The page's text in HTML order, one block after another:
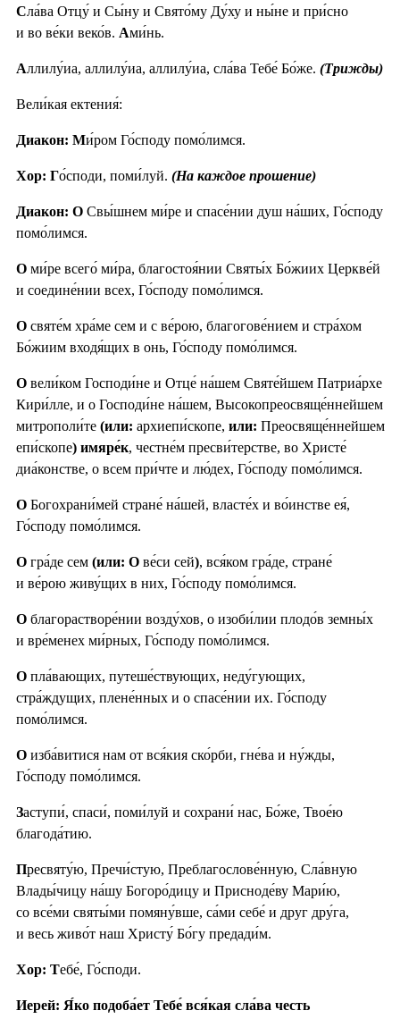
Сла́ва Отцу́ и Сы́ну и Свято́му Ду́ху и ны́не и при́сно
и во ве́ки веко́в. Ами́нь.
Аллилу́иа, аллилу́иа, аллилу́иа, сла́ва Тебе́ Бо́же. (Трижды)
Вели́кая ектения́:
Диакон: Ми́ром Го́споду помо́лимся.
Хор: Го́споди, поми́луй. (На каждое прошение)
Диакон: О Свы́шнем ми́ре и спасе́нии душ на́ших, Го́споду
помо́лимся.
О ми́ре всего́ ми́ра, благостоя́нии Святы́х Бо́жиих Церкве́й
и соедине́нии всех, Го́споду помо́лимся.
О святе́м хра́ме сем и с ве́рою, благогове́нием и стра́хом
Бо́жиим входя́щих в онь, Го́споду помо́лимся.
О вели́ком Господи́не и Отце́ на́шем Святе́йшем Патриа́рхе
Кири́лле, и о Господи́не на́шем, Высокопреосвяще́ннейшем
митрополи́те (или: архиепи́скопе, или: Преосвяще́ннейшем
епи́скопе) имяре́к, честне́м пресви́терстве, во Христе́
диа́констве, о всем при́чте и лю́дех, Го́споду помо́лимся.
О Богохрани́мей стране́ на́шей, власте́х и во́инстве ея́,
Го́споду помо́лимся.
О гра́де сем (или: О ве́си сей), вся́ком гра́де, стране́
и ве́рою живу́щих в них, Го́споду помо́лимся.
О благорастворе́нии возду́хов, о изоби́лии плодо́в земны́х
и вре́менех ми́рных, Го́споду помо́лимся.
О пла́вающих, путеше́ствующих, неду́гующих,
стра́ждущих, плене́нных и о спасе́нии их. Го́споду
помо́лимся.
О изба́витися нам от вся́кия ско́рби, гне́ва и ну́жды,
Го́споду помо́лимся.
Заступи́, спаси́, поми́луй и сохрани́ нас, Бо́же, Твое́ю
благода́тию.
Пресвяту́ю, Пречи́стую, Преблагослове́нную, Сла́вную
Влады́чицу на́шу Богоро́дицу и Присноде́ву Мари́ю,
со все́ми святы́ми помяну́вше, са́ми себе́ и друг дру́га,
и весь живо́т наш Христу́ Бо́гу предади́м.
Хор: Тебе́, Го́споди.
Иерей: Я́ко подоба́ет Тебе́ вся́кая сла́ва честь